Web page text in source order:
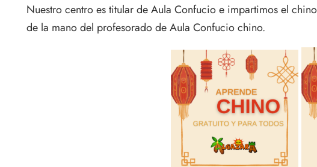
Nuestro centro es titular de Aula Confucio e impartimos el
de la mano del profesorado de Aula Confucio chino.